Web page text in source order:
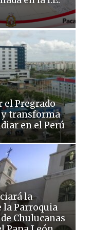
el Pregrado
transforma
en el Perú
la
la Parroquia
Chulucanas